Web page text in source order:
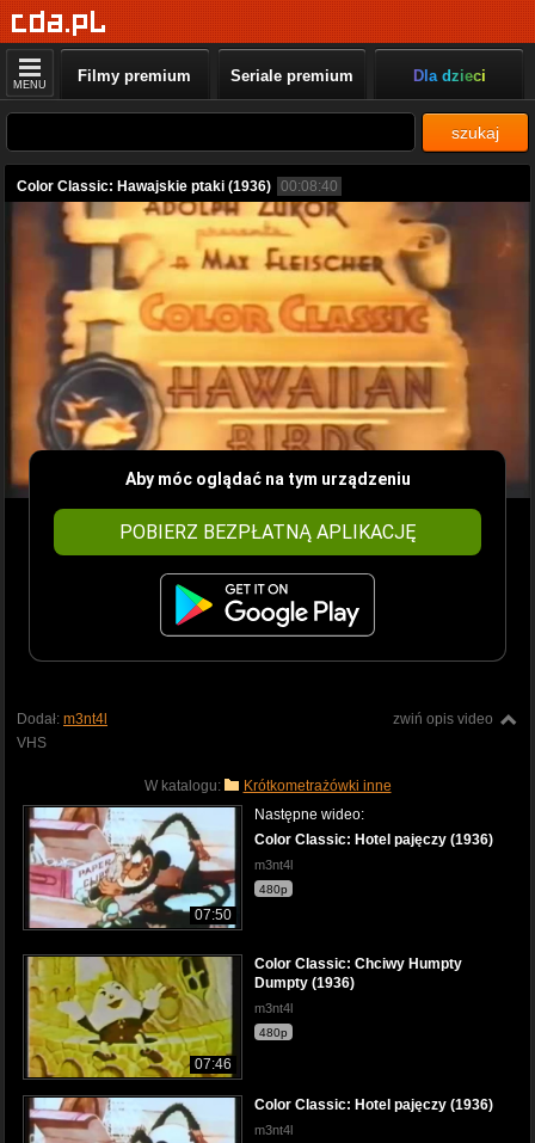
MENU Filmy premium Seriale premium Dla dzieci
szukaj
Color Classic: Hawajskie ptaki (1936) 00:08:40
Aby móc oglądać na tym urządzeniu
POBIERZ BEZPŁATNĄ APLIKACJĘ
zwiń opis video
Dodał: m3nt4l
VHS
W katalogu: Krótkometrażówki inne
07:50
Następne wideo:
Color Classic: Hotel pajęczy (1936)
m3nt4l
480p
07:46
Color Classic: Chciwy Humpty
Dumpty (1936)
m3nt4l
480p
Color Classic: Hotel pajęczy (1936)
m3nt4l